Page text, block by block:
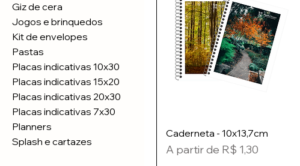
Giz de cera
Jogos e brinquedos
Kit de envelopes
Pastas
Placas indicativas 10x30
Placas indicativas 15x20
Placas indicativas 20x30
Placas indicativas 7x30
Planners
Splash e cartazes
Caderneta - 10x13,7cm
A partir de R$ 1,30
Preço promocional